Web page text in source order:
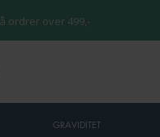
ordrer over 499,-
GRAVIDITET